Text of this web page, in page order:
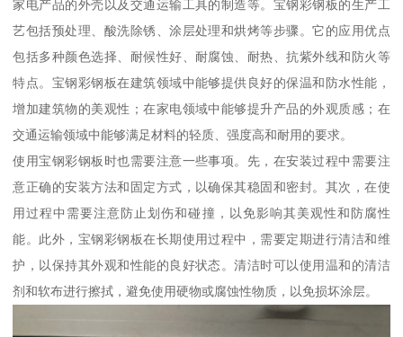
家电产品的外壳以及交通运输工具的制造等。宝钢彩钢板的生产工
艺包括预处理、酸洗除锈、涂层处理和烘烤等步骤。它的应用优点
包括多种颜色选择、耐候性好、耐腐蚀、耐热、抗紫外线和防火等
特点。宝钢彩钢板在建筑领域中能够提供良好的保温和防水性能，
增加建筑物的美观性；在家电领域中能够提升产品的外观质感；在
交通运输领域中能够满足材料的轻质、强度高和耐用的要求。
使用宝钢彩钢板时也需要注意一些事项。先，在安装过程中需要注
意正确的安装方法和固定方式，以确保其稳固和密封。其次，在使
用过程中需要注意防止划伤和碰撞，以免影响其美观性和防腐性
能。此外，宝钢彩钢板在长期使用过程中，需要定期进行清洁和维
护，以保持其外观和性能的良好状态。清洁时可以使用温和的清洁
剂和软布进行擦拭，避免使用硬物或腐蚀性物质，以免损坏涂层。